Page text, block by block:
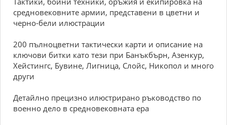
средновековните армии, представени в цветни и
черно-бели илюстрации
200 пълноцветни тактически карти и описание на
ключови битки като тези при Банъкбърн, Азенкур,
Хейстингс, Бувине, Лигница, Слойс, Никопол и много
други
Детайлно прецизно илюстрирано ръководство по
военно дело в средновековната ера